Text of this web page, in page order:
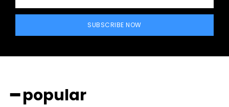
SUBSCRIBE NOW
━ popular